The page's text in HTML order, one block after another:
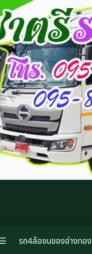
☰ รถ4ล้อขนของอ่างทอง